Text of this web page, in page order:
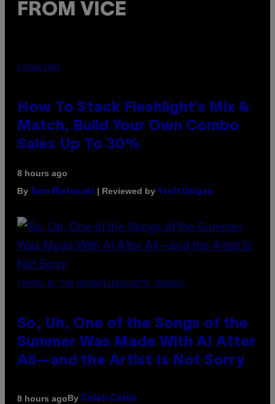
FROM VICE
FLESHLIGHT
How To Stack Fleshlight’s Mix &
Match, Build Your Own Combo
Sales Up To 30%
8 hours ago
By Sam Watanuki | Reviewed by Ysolt Usigan
(PHOTO BY TIM MOSENFELDER/GETTY IMAGES)
So, Uh, One of the Songs of the
Summer Was Made With AI After
All—and the Artist Is Not Sorry
8 hours agoBy Caleb Catlin